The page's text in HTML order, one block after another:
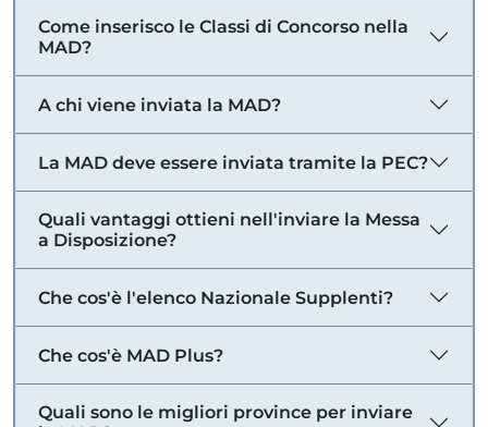
Come inserisco le Classi di Concorso nella
MAD?
A chi viene inviata la MAD?
La MAD deve essere inviata tramite la PEC?
Quali vantaggi ottieni nell'inviare la Messa
a Disposizione?
Che cos'è l'elenco Nazionale Supplenti?
Che cos'è MAD Plus?
Quali sono le migliori province per inviare